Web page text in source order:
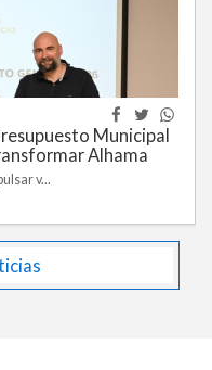
Municipal
Alhama
v...